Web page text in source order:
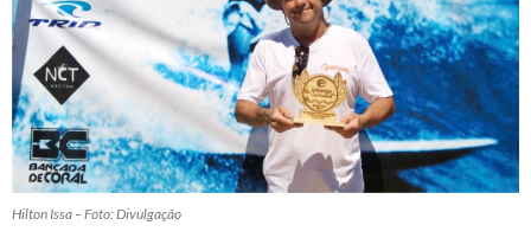
Hilton Issa – Foto: Divulgação